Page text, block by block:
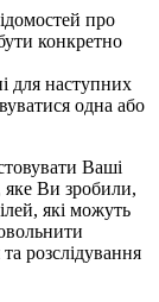
про
конкретно
для наступних
одна або
Ваші
яке Ви зробили,
які можуть
розслідування